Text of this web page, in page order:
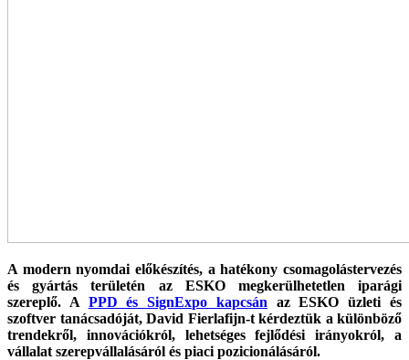
A modern nyomdai előkészítés, a hatékony cso­magolástervezés
és gyártás területén az ESKO megkerülhetetlen iparági
szereplő. A PPD és SignExpo kapcsán az ESKO üzleti és
szoftver tanácsadóját, David Fierlafijn-t kérdeztük a kü­lönböző
trendekről, innovációkról, lehetséges fejlődési irányokról, a
vállalat szerepvállalásáról és piaci pozicionálásáról.